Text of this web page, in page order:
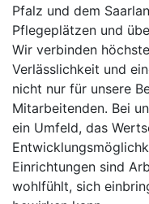
Pfalz und dem
Pflegeplätzen und
Wir verbinden
Verlässlichkeit und
nicht nur für unsere
Mitarbeitenden. Bei
ein Umfeld, das
Einrichtungen sind
wohlfühlt, sich